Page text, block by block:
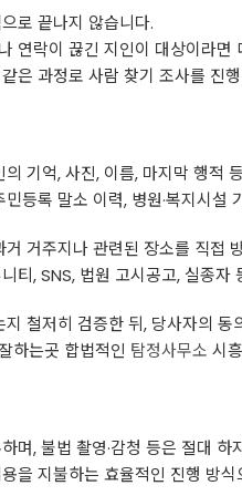
로 끝나지 않습니다.
연락이 끊긴 지인이 대상이라면
은 과정로 사람 찾기 조사를 진
기억, 사진, 이름, 마지막 행적
등록 말소 이력, 병원·복지시
거주지나 관련된 장소를 직접
티, SNS, 법원 고시공고, 실종
철저히 검증한 뒤, 당사자의
하는곳 합법적인 탐정사무소 시흥
며, 불법 촬영·감청 등은 절대 하
을 지불하는 효율적인 진행 방